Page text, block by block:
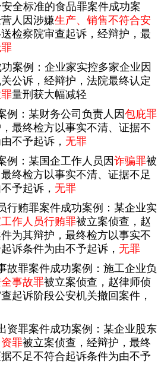
全标准的食品罪案件成功案
人因涉嫌生产、销售不符合安
检察院审查起诉，经辩护，最
案例：企业家实控多家企业因
公诉，经辩护，法院最终认定
量刑获大幅减轻
例：某财务公司负责人因包庇罪
最终检方以事实不清、证据不
不予起诉， 无罪
例：某国企工作人员因诈骗罪被
终检方以事实不清、证据不足
予起诉， 无罪
行贿罪案件成功案例：某企业实
作人员行贿罪被立案侦查，赵
为其辩护，最终检方以事实不
诉条件为由不予起诉， 无罪
故罪案件成功案例：施工企业负
事故罪被立案侦查，赵律师侦
起诉阶段公安机关撤回案件，
资罪案件成功案例：某企业股东
罪被立案侦查，经辩护，最终
不足不符合起诉条件为由不予